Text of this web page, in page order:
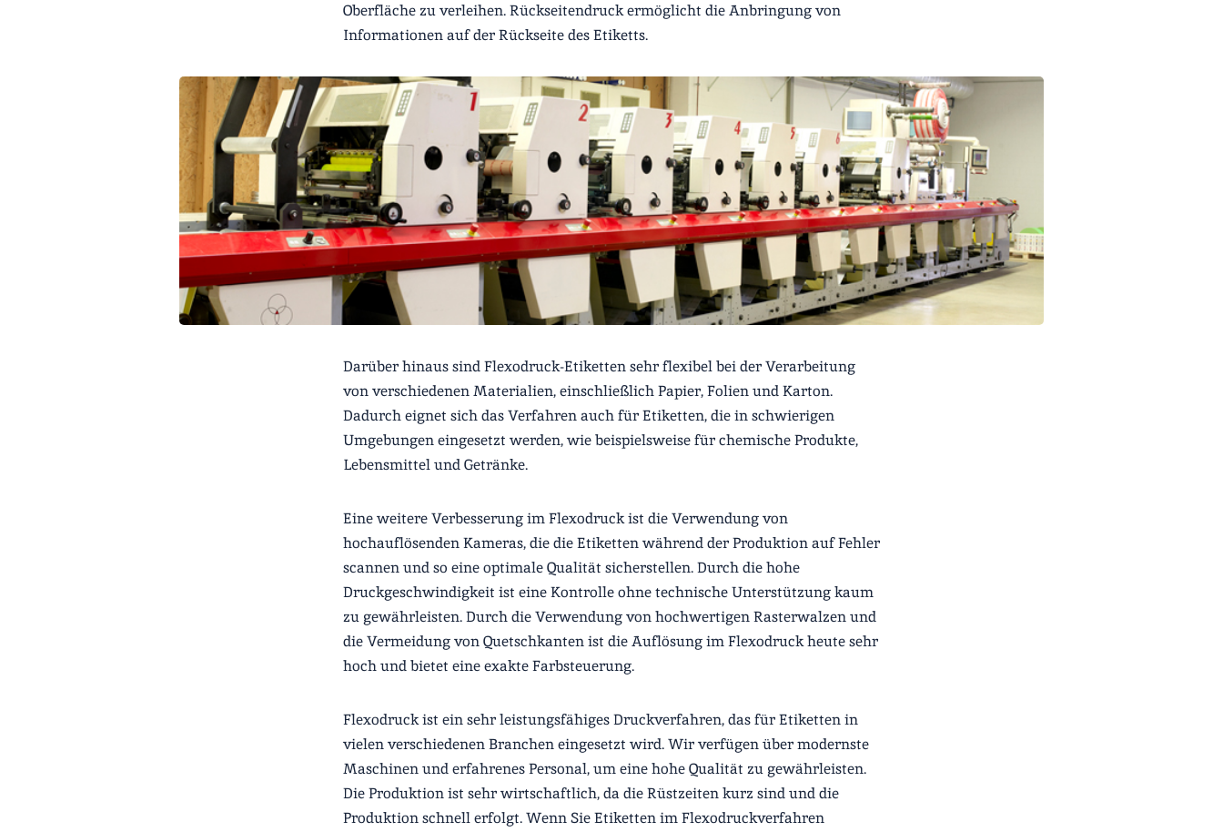
Oberfläche zu verleihen. Rückseitendruck ermöglicht die Anbringung von
Informationen auf der Rückseite des Etiketts.
Darüber hinaus sind Flexodruck-Etiketten sehr flexibel bei der Verarbeitung
von verschiedenen Materialien, einschließlich Papier, Folien und Karton.
Dadurch eignet sich das Verfahren auch für Etiketten, die in schwierigen
Umgebungen eingesetzt werden, wie beispielsweise für chemische Produkte,
Lebensmittel und Getränke.
Eine weitere Verbesserung im Flexodruck ist die Verwendung von
hochauflösenden Kameras, die die Etiketten während der Produktion auf Fehler
scannen und so eine optimale Qualität sicherstellen. Durch die hohe
Druckgeschwindigkeit ist eine Kontrolle ohne technische Unterstützung kaum
zu gewährleisten. Durch die Verwendung von hochwertigen Rasterwalzen und
die Vermeidung von Quetschkanten ist die Auflösung im Flexodruck heute sehr
hoch und bietet eine exakte Farbsteuerung.
Flexodruck ist ein sehr leistungsfähiges Druckverfahren, das für Etiketten in
vielen verschiedenen Branchen eingesetzt wird. Wir verfügen über modernste
Maschinen und erfahrenes Personal, um eine hohe Qualität zu gewährleisten.
Die Produktion ist sehr wirtschaftlich, da die Rüstzeiten kurz sind und die
Produktion schnell erfolgt. Wenn Sie Etiketten im Flexodruckverfahren